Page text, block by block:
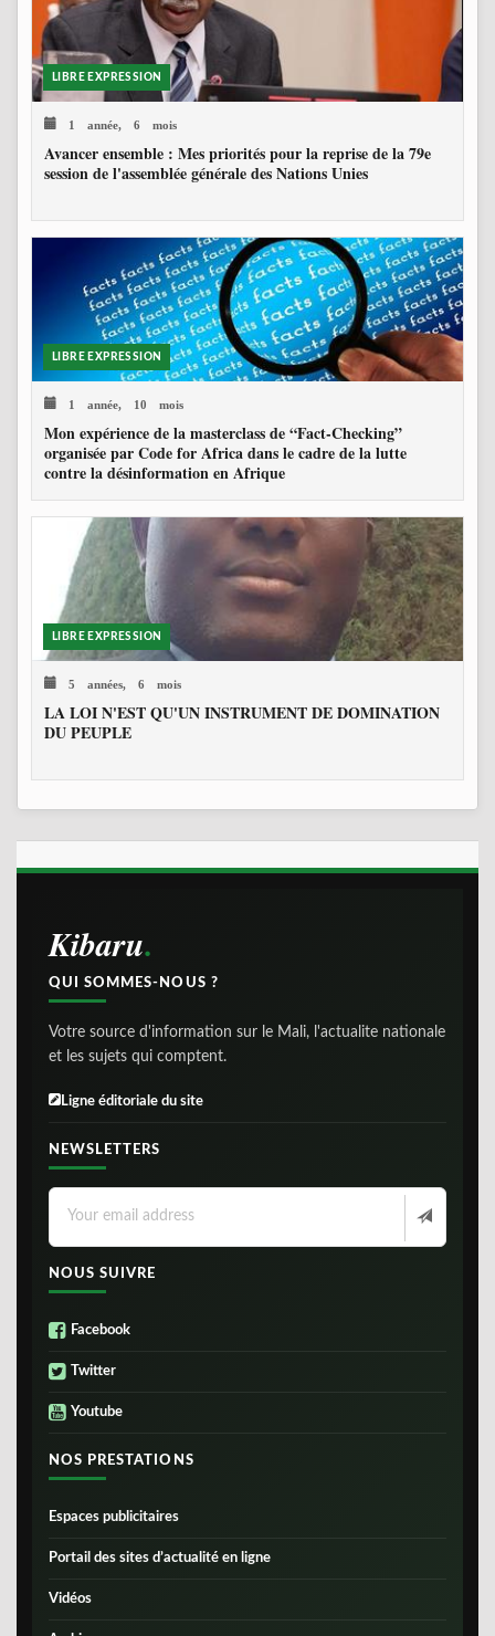
LIBRE EXPRESSION
1 année, 6 mois
Avancer ensemble : Mes priorités pour la reprise de la 79e
session de l'assemblée générale des Nations Unies
LIBRE EXPRESSION
1 année, 10 mois
Mon expérience de la masterclass de “Fact-Checking”
organisée par Code for Africa dans le cadre de la lutte
contre la désinformation en Afrique
LIBRE EXPRESSION
5 années, 6 mois
LA LOI N'EST QU'UN INSTRUMENT DE DOMINATION
DU PEUPLE
Kibaru
QUI SOMMES-NOUS ?
Votre source d'information sur le Mali, l'actualite nationale
et les sujets qui comptent.
Ligne éditoriale du site
NEWSLETTERS
NOUS SUIVRE
Facebook
Twitter
Youtube
NOS PRESTATIONS
Espaces publicitaires
Portail des sites d’actualité en ligne
Vidéos